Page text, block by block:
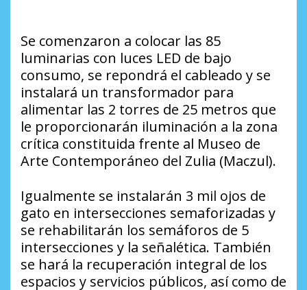
Se comenzaron a colocar las 85
luminarias con luces LED de bajo
consumo, se repondrá el cableado y se
instalará un transformador para
alimentar las 2 torres de 25 metros que
le proporcionarán iluminación a la zona
crítica constituida frente al Museo de
Arte Contemporáneo del Zulia (Maczul).
Igualmente se instalarán 3 mil ojos de
gato en intersecciones semaforizadas y
se rehabilitarán los semáforos de 5
intersecciones y la señalética. También
se hará la recuperación integral de los
espacios y servicios públicos, así como de